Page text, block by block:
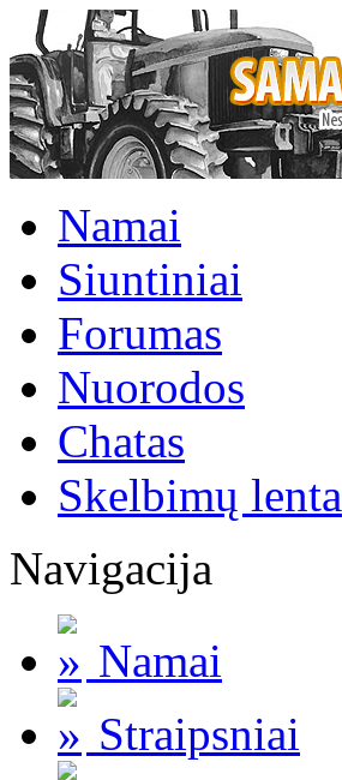
Namai
Siuntiniai
Forumas
Nuorodos
Chatas
Skelbimų lenta
Navigacija
Namai
Straipsniai